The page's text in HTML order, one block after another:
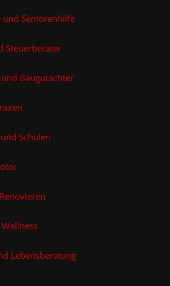
und Seniorenhilfe
Steuerberater
Baugutachter
Schulen
Lebensberatung